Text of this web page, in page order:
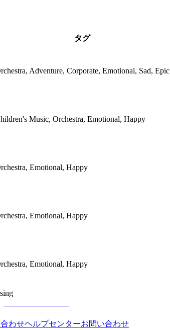
タグ
Adventure, Corporate, Emotional, Sad, Epic
Music, Orchestra, Emotional, Happy
Emotional, Happy
Emotional, Happy
Emotional, Happy
わせヘルプセンターお問い合わせ